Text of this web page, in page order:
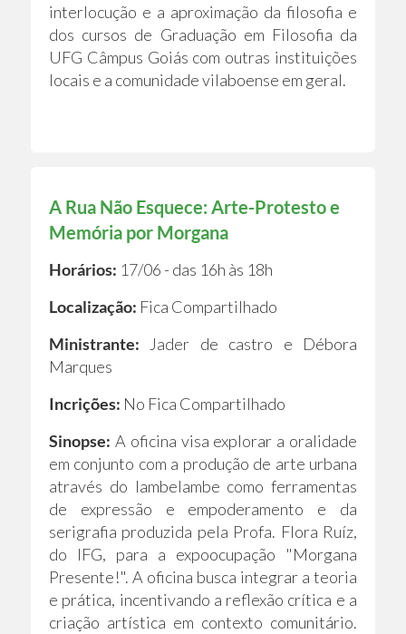
interlocução e a aproximação da filosofia e
dos cursos de Graduação em Filosofia da
UFG Câmpus Goiás com outras instituições
locais e a comunidade vilaboense em geral.
A Rua Não Esquece: Arte-Protesto e
Memória por Morgana
Horários: 17/06 - das 16h às 18h
Localização: Fica Compartilhado
Ministrante: Jader de castro e Débora
Marques
Incrições: No Fica Compartilhado
Sinopse: A oficina visa explorar a oralidade
em conjunto com a produção de arte urbana
através do lambelambe como ferramentas
de expressão e empoderamento e da
serigrafia produzida pela Profa. Flora Ruíz,
do IFG, para a expoocupação "Morgana
Presente!". A oficina busca integrar a teoria
e prática, incentivando a reflexão crítica e a
criação artística em contexto comunitário.